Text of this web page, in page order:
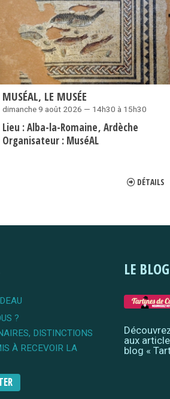
MUSÉAL, LE MUSÉE
dimanche 9 août 2026 — 14h30 à 15h30
Lieu :Alba-la-Romaine Ardèche
Organisateur : MuséAL
DÉTAILS
?
DISTINCTIONS
À RECEVOIR LA
LE BLOG
aux
blog «